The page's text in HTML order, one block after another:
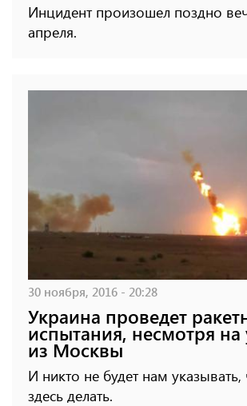
Инцидент произошел поздно
апреля.
30 ноября, 2016 - 20:28
Украина проведет
испытания, несмотря на
из Москвы
И никто не будет нам
здесь делать.